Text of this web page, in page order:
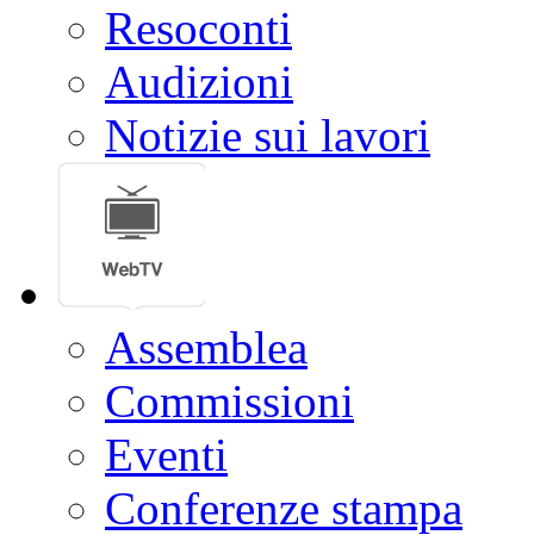
Resoconti
Audizioni
Notizie sui lavori
Assemblea
Commissioni
Eventi
Conferenze stampa